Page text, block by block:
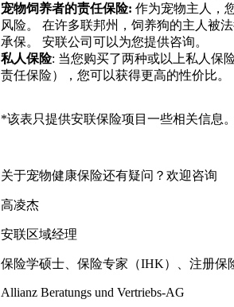
宠物饲养者的责任保险: 作为宠物主人，
风险。 在许多联邦州，饲养狗的主人被
承保。 安联公司可以为您提供咨询。
私人保险: 当您购买了两种或以上私人保
责任保险），您可以获得更高的性价比。
*该表只提供安联保险项目一些相关信息
关于宠物健康保险还有疑问？欢迎咨询
高凌杰
安联区域经理
保险学硕士、保险专家（IHK）、注册保
Allianz Beratungs und Vertriebs-AG